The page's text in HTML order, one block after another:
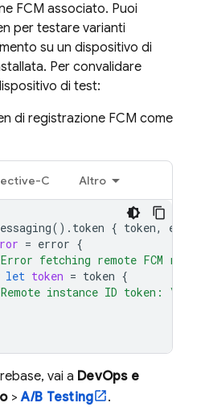
FCM associato. Puoi
per testare varianti
su un dispositivo di
Per convalidare
di test:
di registrazione FCM come
C Altro
(). token { token,
error
= error {
fetching remote FCM
let token = token {
instance ID token: \(
, vai a DevOps e
>A/B Testing
.